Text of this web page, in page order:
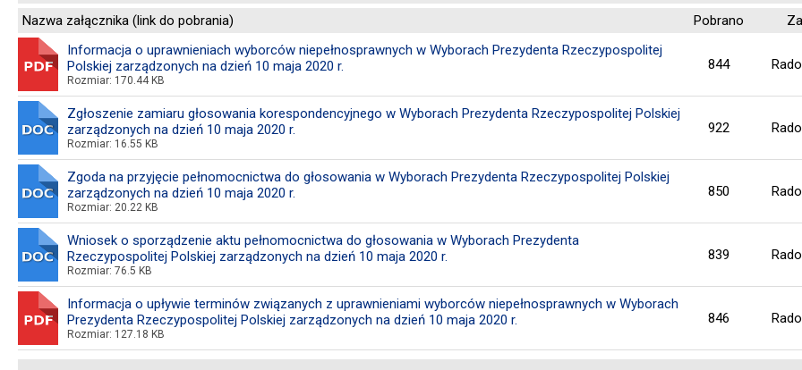
Nazwa załącznika (link do pobrania)
Pobrano
Informacja o uprawnieniach wyborców niepełnosprawnych w Wyborach Prezydenta Rzeczypospolitej
Polskiej zarządzonych na dzień 10 maja 2020 r.
Rozmiar: 170.44 KB
844
Zgłoszenie zamiaru głosowania korespondencyjnego w Wyborach Prezydenta Rzeczypospolitej Polskiej
zarządzonych na dzień 10 maja 2020 r.
Rozmiar: 16.55 KB
922
Zgoda na przyjęcie pełnomocnictwa do głosowania w Wyborach Prezydenta Rzeczypospolitej Polskiej
zarządzonych na dzień 10 maja 2020 r.
Rozmiar: 20.22 KB
850
Wniosek o sporządzenie aktu pełnomocnictwa do głosowania w Wyborach Prezydenta
Rzeczypospolitej Polskiej zarządzonych na dzień 10 maja 2020 r.
Rozmiar: 76.5 KB
839
Informacja o upływie terminów związanych z uprawnieniami wyborców niepełnosprawnych w Wyborach
Prezydenta Rzeczypospolitej Polskiej zarządzonych na dzień 10 maja 2020 r.
Rozmiar: 127.18 KB
846